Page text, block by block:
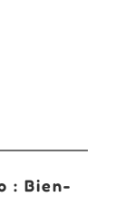
: Bien-